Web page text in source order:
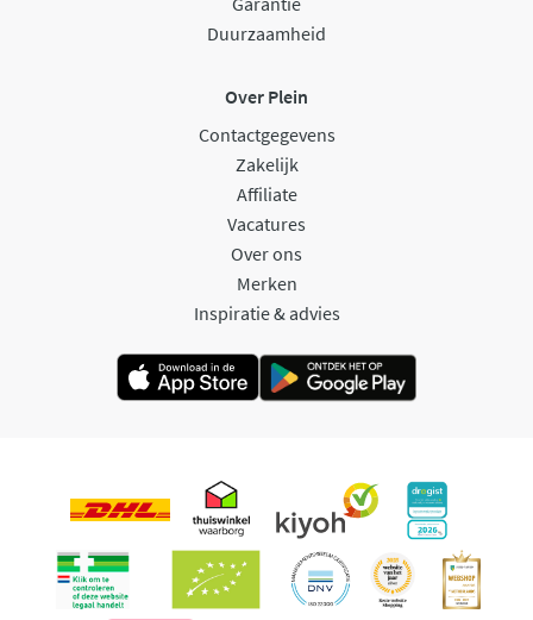
Duurzaamheid
Over Plein
Contactgegevens
Zakelijk
Affiliate
Vacatures
Over ons
Merken
Inspiratie & advies